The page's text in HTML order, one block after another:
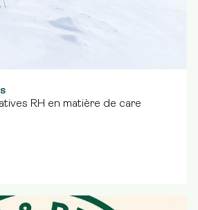
RH en matière de care